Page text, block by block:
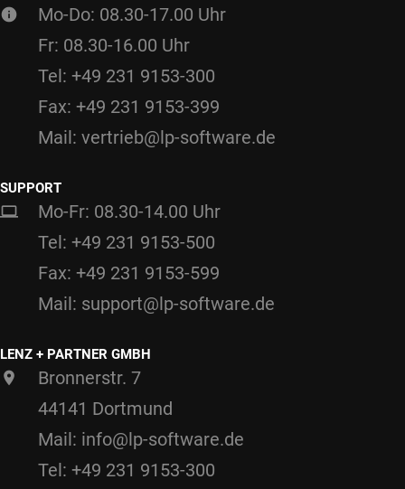
Mo-Do: 08.30-17.00 Uhr
Fr: 08.30-16.00 Uhr
Tel: +49 231 9153-300
Fax: +49 231 9153-399
Mail: vertrieb@lp-software.de
SUPPORT
Mo-Fr: 08.30-14.00 Uhr
Tel: +49 231 9153-500
Fax: +49 231 9153-599
Mail: support@lp-software.de
LENZ + PARTNER GMBH
Bronnerstr. 7
44141 Dortmund
Mail: info@lp-software.de
Tel: +49 231 9153-300